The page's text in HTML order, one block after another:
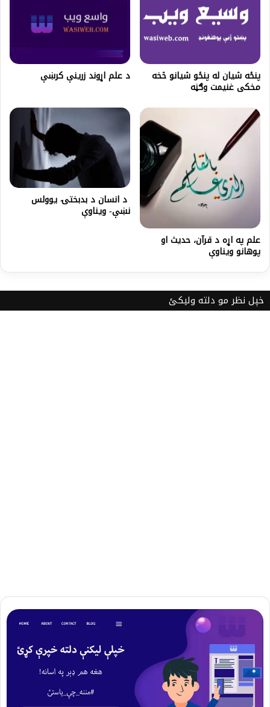
پنځه شیان له پنځو شیانو څخه
مخکی غنیمت وګڼه
د علم اړوند زرینې کرښې
علم په اړه د قرآن، حدیث او
پوهانو ویناوې
ﺩ ﺍﻧﺴﺎﻥ ﺩ ﺑﺪبختۍ ﯾﻮﻭﻟﺲ
نښې- ویناوې
خپل نظر مو دلته ولیکئ